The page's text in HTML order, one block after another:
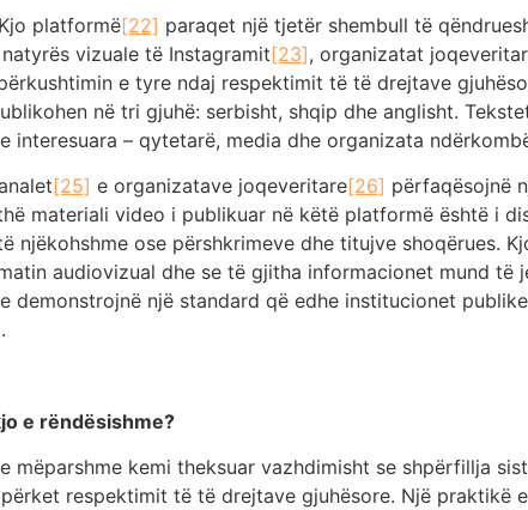
platformë[22] paraqet një tjetër shembull të
vizuale të Instagramit[23], organizatat
e tyre ndaj respektimit të të drejtave
në tri gjuhë: serbisht, shqip dhe anglisht.
interesuara – qytetarë, media dhe organizata
[25] e organizatave joqeveritare[26] përfaqësojnë
materiali video i publikuar në këtë platformë është i
njëkohshme ose përshkrimeve dhe titujve shoqërues.
audiovizual dhe se të gjitha informacionet mund të
demonstrojnë një standard që edhe institucionet
e rëndësishme?
mëparshme kemi theksuar vazhdimisht se shpërfillja
respektimit të të drejtave gjuhësore. Një